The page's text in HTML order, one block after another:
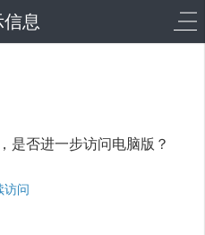
息
是否进一步访问电脑版？
访问